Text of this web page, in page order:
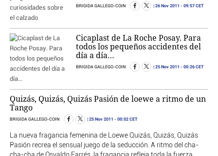
BRIGIDA GALLEGO-COIN 26 Nov 2011 - 09:57 CET
Cicaplast de La Roche Posay. Para
todos los pequeños accidentes del
día a día…
BRIGIDA GALLEGO-COIN 25 Nov 2011 - 00:26 CET
Quizás, Quizás, Quizás Pasión de loewe a ritmo de un
Tango
BRIGIDA GALLEGO-COIN 25 Nov 2011 - 00:02 CET
La nueva fragancia femenina de Loewe Quizás, Quizás, Quizás
Pasión recrea el sensual juego de la seducción. A ritmo del cha-